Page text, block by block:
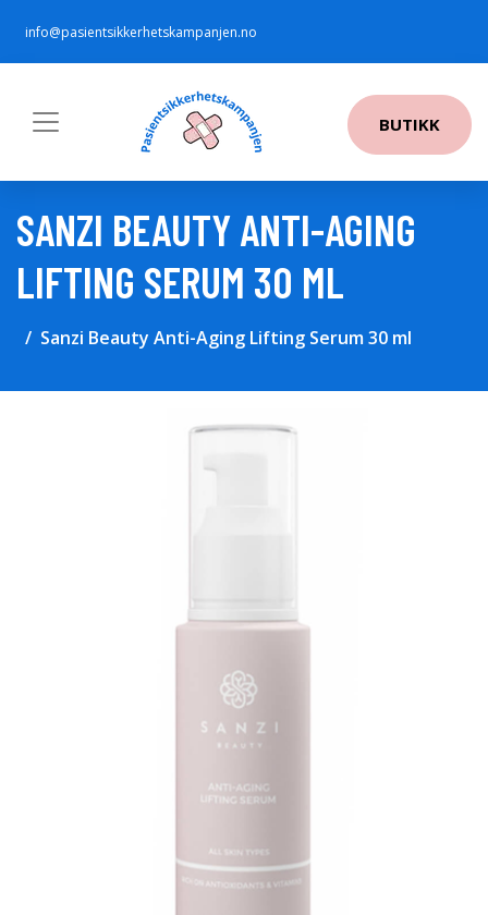
info@pasientsikkerhetskampanjen.no
BUTIKK
SANZI BEAUTY ANTI-AGING
LIFTING SERUM 30 ML
Sanzi Beauty Anti-Aging Lifting Serum 30 ml